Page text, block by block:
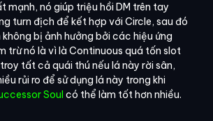
mạnh, nó giúp triệu hồi DM trên tay
turn địch để kết hợp với Circle, sau đó
không bị ảnh hưởng bởi các hiệu ứng
trừ nó là vì là Continuous quá tốn slot
tất cả quái thú nếu lá này rời sân,
rủi ro để sử dụng lá này trong khi
Soul có thể làm tốt hơn nhiều.